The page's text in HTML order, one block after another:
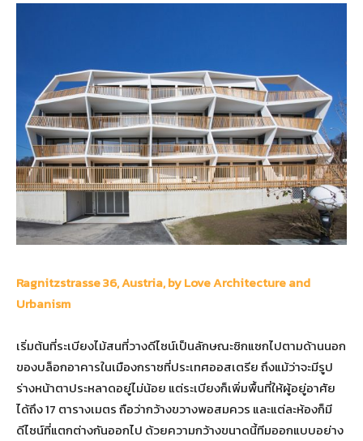
Ragnitzstrasse36, Austria, by Love Architecture and
Urbanism
เริ่มต้นที่ระเบียงไม้สนที่วางดีไซน์เป็นลักษณะซิกแซกไปตามด้านนอก
ของบล็อกอาคารในเมืองกราซที่ประเทศออสเตรีย ถึงแม้ว่าจะมีรูป
ร่างหน้าตาประหลาดอยู่ไม่น้อย แต่ระเบียงก็เพิ่มพื้นที่ให้ผู้อยู่อาศัย
ได้ถึง 17 ตารางเมตร ถือว่ากว้างขวางพอสมควร และแต่ละห้องก็มี
ดีไซน์ที่แตกต่างกันออกไป ด้วยความกว้างขนาดนี้ทีมออกแบบอย่าง